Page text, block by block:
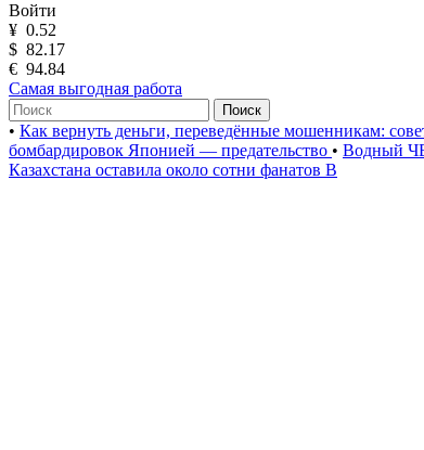
Войти
¥ 0.52
$ 82.17
€ 94.84
Самая выгодная работа
Поиск
• Как вернуть деньги, переведённые мошенникам:
бомбардировок Японией — предательство • Водный
Казахстана оставила около сотни фанатов B